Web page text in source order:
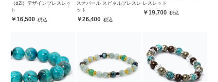
（dZi）デザインブレスレッ
ト
16,500
スオパール スピネルブレスレ
ット
26,400
レスレット
19,700